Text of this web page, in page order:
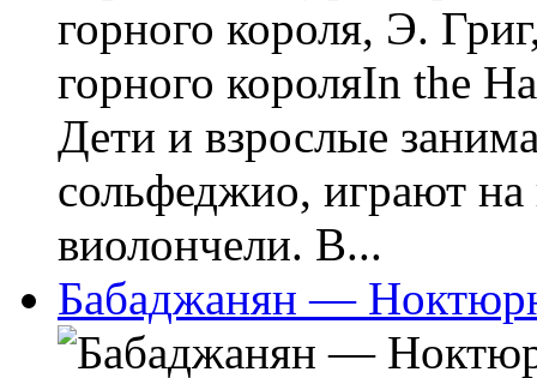
горного короля, Э.
горного короляIn the
Дети и взрослые
сольфеджио, играют на
виолончели. В...
Бабаджанян —